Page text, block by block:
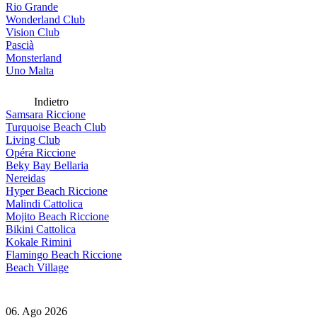
Rio Grande
Wonderland Club
Vision Club
Pascià
Monsterland
Uno Malta
Indietro
Samsara Riccione
Turquoise Beach Club
Living Club
Opéra Riccione
Beky Bay Bellaria
Nereidas
Hyper Beach Riccione
Malindi Cattolica
Mojito Beach Riccione
Bikini Cattolica
Kokale Rimini
Flamingo Beach Riccione
Beach Village
06. Ago 2026